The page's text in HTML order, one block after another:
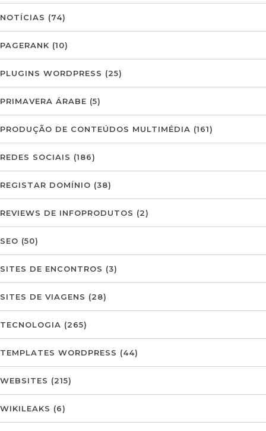
NOTÍCIAS (74)
PAGERANK (10)
PLUGINS WORDPRESS (25)
PRIMAVERA ÁRABE (5)
PRODUÇÃO DE CONTEÚDOS MULTIMÉDIA (161)
REDES SOCIAIS (186)
REGISTAR DOMÍNIO (38)
REVIEWS DE INFOPRODUTOS (2)
SEO (50)
SITES DE ENCONTROS (3)
SITES DE VIAGENS (28)
TECNOLOGIA (265)
TEMPLATES WORDPRESS (44)
WEBSITES (215)
WIKILEAKS (6)